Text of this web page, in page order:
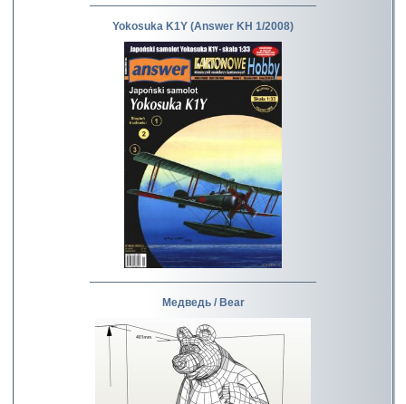
Yokosuka K1Y (Answer KH 1/2008)
Медведь / Bear